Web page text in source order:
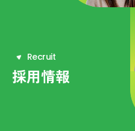
Recruit
採用情報